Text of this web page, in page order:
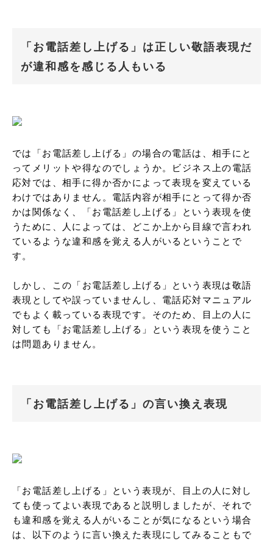
「お電話差し上げる」は正しい敬語表現だ
が違和感を感じる人もいる
では「お電話差し上げる」の場合の電話は、相手にと
ってメリットや得なのでしょうか。ビジネス上の電話
応対では、相手に得か否かによって表現を変えている
わけではありません。電話内容が相手にとって得か否
かは関係なく、「お電話差し上げる」という表現を使
うために、人によっては、どこか上から目線で言われ
ているような違和感を覚える人がいるということで
す。
しかし、この「お電話差し上げる」という表現は敬語
表現としてや誤っていませんし、電話応対マニュアル
でもよく載っている表現です。そのため、目上の人に
対しても「お電話差し上げる」という表現を使うこと
は問題ありません。
「お電話差し上げる」の言い換え表現
「お電話差し上げる」という表現が、目上の人に対し
ても使ってよい表現であると説明しましたが、それで
も違和感を覚える人がいることが気になるという場合
は、以下のように言い換えた表現にしてみることもで